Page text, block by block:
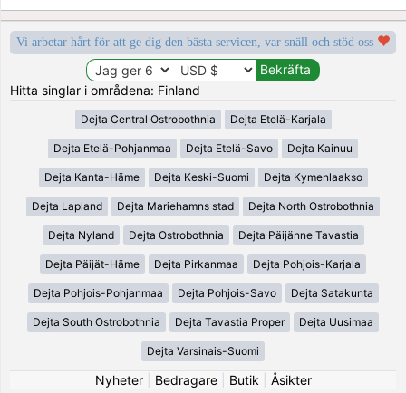
Vi arbetar hårt för att ge dig den bästa servicen, var snäll och stöd oss
Hitta singlar i områdena: Finland
Dejta Central Ostrobothnia Dejta Etelä-Karjala
Dejta Etelä-Pohjanmaa Dejta Etelä-Savo Dejta Kainuu
Dejta Kanta-Häme Dejta Keski-Suomi Dejta Kymenlaakso
Dejta Lapland Dejta Mariehamns stad Dejta North Ostrobothnia
Dejta Nyland Dejta Ostrobothnia Dejta Päijänne Tavastia
Dejta Päijät-Häme Dejta Pirkanmaa Dejta Pohjois-Karjala
Dejta Pohjois-Pohjanmaa Dejta Pohjois-Savo Dejta Satakunta
Dejta South Ostrobothnia Dejta Tavastia Proper Dejta Uusimaa
Dejta Varsinais-Suomi
Nyheter| Bedragare| Butik
Åsikter